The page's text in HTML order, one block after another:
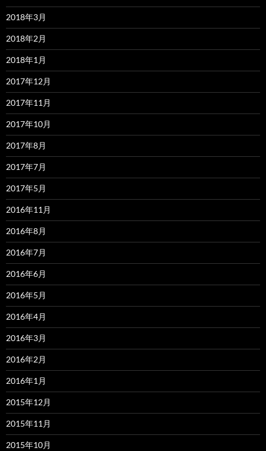
2018年3月
2018年2月
2018年1月
2017年12月
2017年11月
2017年10月
2017年8月
2017年7月
2017年5月
2016年11月
2016年8月
2016年7月
2016年6月
2016年5月
2016年4月
2016年3月
2016年2月
2016年1月
2015年12月
2015年11月
2015年10月